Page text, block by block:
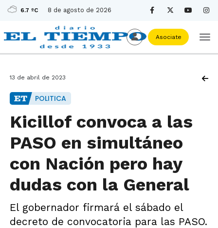
6.7 ºC 8 de agosto de 2026
Asociate
13 de abril de 2023
POLITICA
Kicillof convoca a las
PASO en simultáneo
con Nación pero hay
dudas con la General
El gobernador firmará el sábado el
decreto de convocatoria para las PASO.